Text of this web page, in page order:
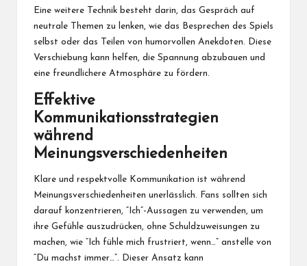
Eine weitere Technik besteht darin, das Gespräch auf
neutrale Themen zu lenken, wie das Besprechen des Spiels
selbst oder das Teilen von humorvollen Anekdoten. Diese
Verschiebung kann helfen, die Spannung abzubauen und
eine freundlichere Atmosphäre zu fördern.
Effektive
Kommunikationsstrategien
während
Meinungsverschiedenheiten
Klare und respektvolle Kommunikation ist während
Meinungsverschiedenheiten unerlässlich. Fans sollten sich
darauf konzentrieren, “Ich”-Aussagen zu verwenden, um
ihre Gefühle auszudrücken, ohne Schuldzuweisungen zu
machen, wie “Ich fühle mich frustriert, wenn…” anstelle von
“Du machst immer…”. Dieser Ansatz kann